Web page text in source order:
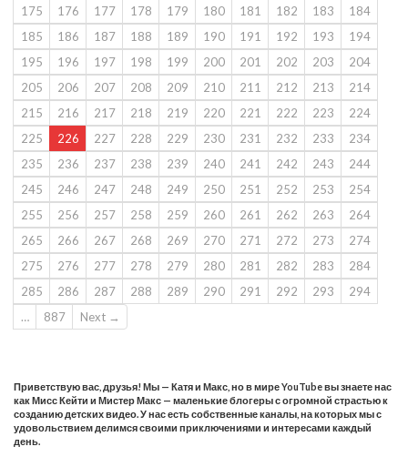
175
176 177 178 179 180 181 182 183
184
185
186 187 188 189 190 191 192 193
194
195
196 197 198 199 200 201 202 203
204
205
206 207 208 209 210 211 212 213
214
215
216 217 218 219 220 221 222 223
224
225
226 227 228 229 230 231 232 233
234
235
236 237 238 239 240 241 242 243
244
245
246 247 248 249 250 251 252 253
254
255
256 257 258 259 260 261 262 263
264
265
266 267 268 269 270 271 272 273
274
275
276 277 278 279 280 281 282 283
284
285
286 287 288 289 290 291 292 293
294
…
887 Next →
Приветствую вас, друзья! Мы — Катя и Макс, но в мире YouTube вы знаете нас
как Мисс Кейти и Мистер Макс — маленькие блогеры с огромной страстью к
созданию детских видео. У нас есть собственные каналы, на которых мы с
удовольствием делимся своими приключениями и интересами каждый
день.